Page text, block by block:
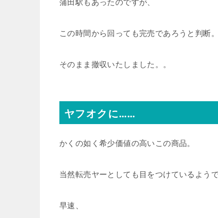
蒲田駅もあったのですが、
この時間から回っても完売であろうと判断
そのまま撤収いたしました。。
ヤフオクに……
かくの如く希少価値の高いこの商品。
当然転売ヤーとしても目をつけているよう
早速、